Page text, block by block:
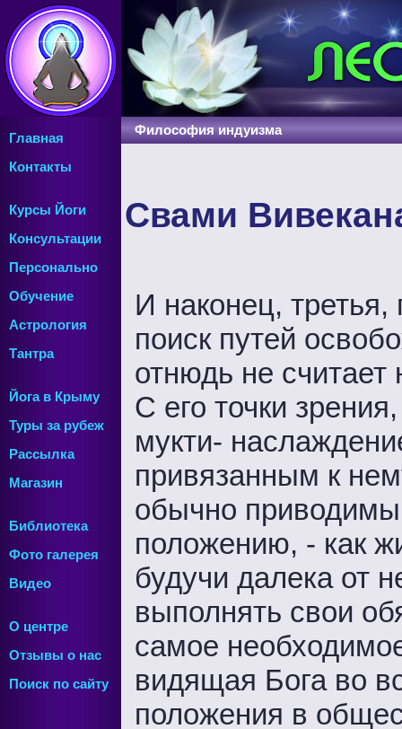
Главная
Контакты
Курсы Йоги
Консультации
Персонально
Обучение
Астрология
Тантра
Йога в Крыму
Туры за рубеж
Рассылка
Магазин
Библиотека
Фото галерея
Видео
О центре
Отзывы о нас
Поиск по сайту
Философия индуизма
Свами
И наконец,
поиск путей
отнюдь не
С его точки
мукти-
привязанным к
обычно
положению, - как
будучи далека от
выполнять свои
самое
видящая Бога во
положения в